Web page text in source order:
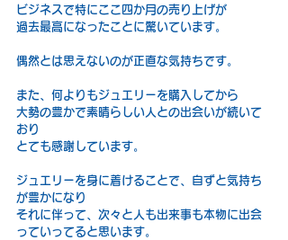
ビジネスで特にここ四か月の売り上げが
過去最高になったことに驚いています。
偶然とは思えないのが正直な気持ちです。
また、何よりもジュエリーを購入してから
大勢の豊かで素晴らしい人との出会いが続いて
おり
とても感謝しています。
ジュエリーを身に着けることで、自ずと気持ち
が豊かになり
それに伴って、次々と人も出来事も本物に出会
っていってると思います。